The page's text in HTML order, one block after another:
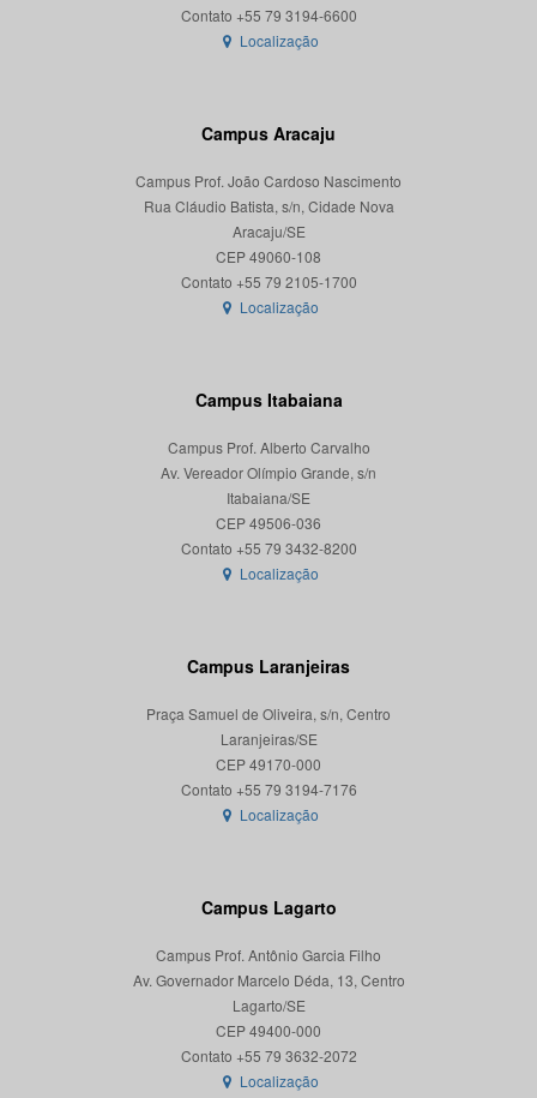
Localização
Campus Aracaju
Campus Prof. João Cardoso Nascimento
Rua Cláudio Batista, s/n, Cidade Nova
Aracaju/SE
CEP 49060-108
Localização
Campus Itabaiana
Campus Prof. Alberto Carvalho
Av. Vereador Olímpio Grande, s/n
Itabaiana/SE
CEP 49506-036
Localização
Campus Laranjeiras
Praça Samuel de Oliveira, s/n, Centro
Laranjeiras/SE
CEP 49170-000
Localização
Campus Lagarto
Campus Prof. Antônio Garcia Filho
Av. Governador Marcelo Déda, 13, Centro
Lagarto/SE
CEP 49400-000
Localização